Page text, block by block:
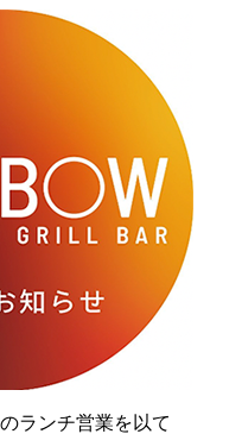
ランチ営業を以て